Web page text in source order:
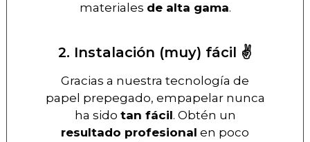
materiales de alta gama.
2. Instalación (muy) fácil ✌️
Gracias a nuestra tecnología de
papel prepegado, empapelar nunca
ha sido tan fácil. Obtén un
resultado profesional en poco